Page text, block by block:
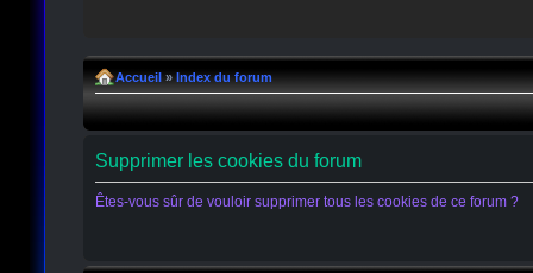
Accueil » Index du forum
Supprimer les cookies du forum
Êtes-vous sûr de vouloir supprimer tous les cookies de ce forum ?